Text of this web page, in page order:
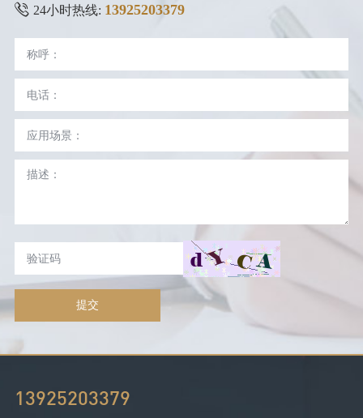
24小时热线: 13925203379
提交
13925203379